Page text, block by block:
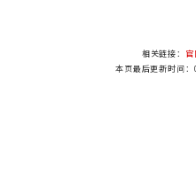
相关链接：
本页最后更新时间